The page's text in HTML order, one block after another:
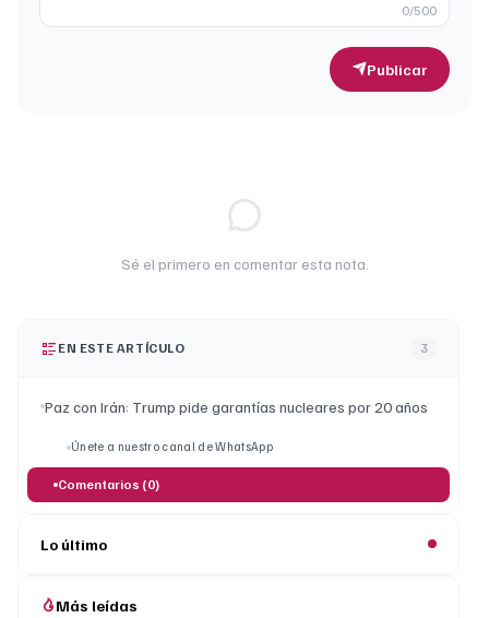
0/500
Publicar
Sé el primero en comentar esta nota.
EN ESTE ARTÍCULO 3
Paz con Irán: Trump pide garantías nucleares por 20 años
Únete a nuestro canal de WhatsApp
Comentarios (0)
Lo último
Más leídas